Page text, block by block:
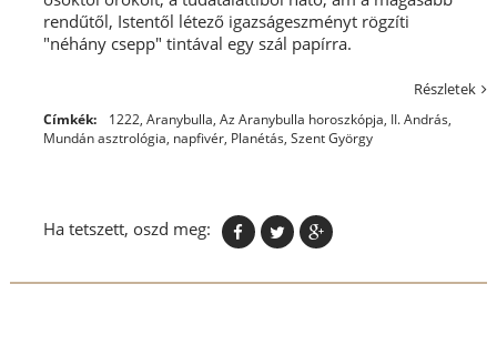
rendűtől, Istentől létező igazságeszményt rögzíti
"néhány csepp" tintával egy szál papírra.
Részletek
Címkék: 1222, Aranybulla, Az Aranybulla horoszkópja, II. András,
Mundán asztrológia, napfivér, Planétás, Szent György
Ha tetszett, oszd meg: